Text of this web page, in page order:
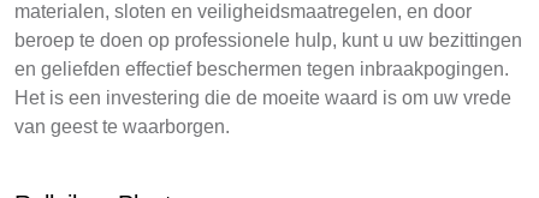
materialen, sloten en veiligheidsmaatregelen, en door
beroep te doen op professionele hulp, kunt u uw bezittingen
en geliefden effectief beschermen tegen inbraakpogingen.
Het is een investering die de moeite waard is om uw vrede
van geest te waarborgen.